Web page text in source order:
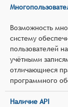
Возможность
систему
пользователей
учётными
отличающиеся
программного
Наличие API